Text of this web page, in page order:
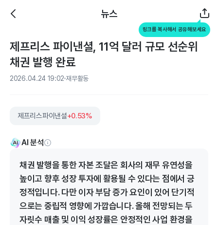
뉴스
링크를 복사해서 공유해보세요
제프리스 파이낸셜, 11억 달러 규모 선순위
채권 발행 완료
2026.04.24 19:02 재무활동
제프리스파이낸셜+0.53%
AI 분석
채권 발행을 통한 자본 조달은 회사의 재무 유연성을
높이고 향후 성장 투자에 활용될 수 있다는 점에서 긍
정적입니다. 다만 이자 부담 증가 요인이 있어 단기적
으로는 중립적 영향에 가깝습니다. 올해 전망되는 두
자릿수 매출 및 이익 성장률은 안정적인 사업 환경을